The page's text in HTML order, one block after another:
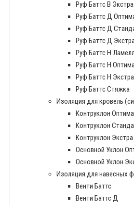
Руф Баттс В Экстра
Руф Баттс Д
Руф Баттс Д
Руф Баттс Д
Руф Баттс Н
Руф Баттс Н
Руф Баттс Н Экстра
Руф Баттс Стяжка
Изоляция для кровель
Контруклон Оптима
Контруклон
Контруклон Экстра
Основной Уклон
Основной Уклон
Изоляция для навесных
Венти Баттс
Венти Баттс Д